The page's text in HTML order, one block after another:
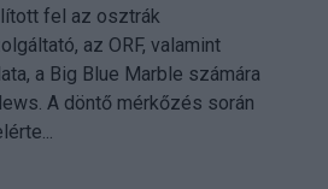
fel az osztrák
az ORF, valamint
a Big Blue Marble számára
A döntő mérkőzés során